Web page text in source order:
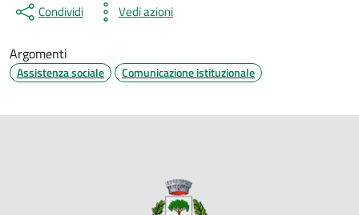
Condividi Vedi azioni
Argomenti
Assistenza sociale Comunicazione istituzionale